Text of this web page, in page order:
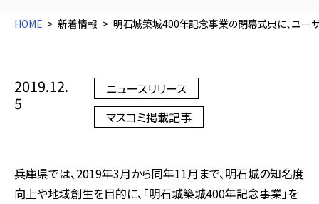
HOME 新着情報 明石城築城400年記念事業の閉幕式典に、ユー
2019.12.
5
ニュースリリース
マスコミ掲載記事
兵庫県では、2019年3月から同年11月まで、明石城の知名度
向上や地域創生を目的に、「明石城築城400年記念事業」を